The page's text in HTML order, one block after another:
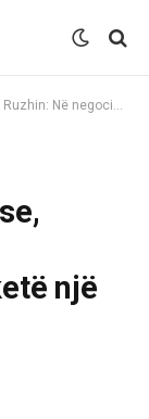
duhet të ketë një kompromis
një